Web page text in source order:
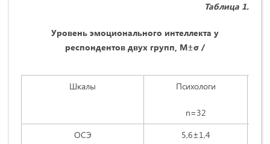
Таблица 1.
Уровень эмоционального интеллекта у
респондентов двух групп, М±σ /
Шкалы Психологи
n=32
ОСЭ
5,6±1,4